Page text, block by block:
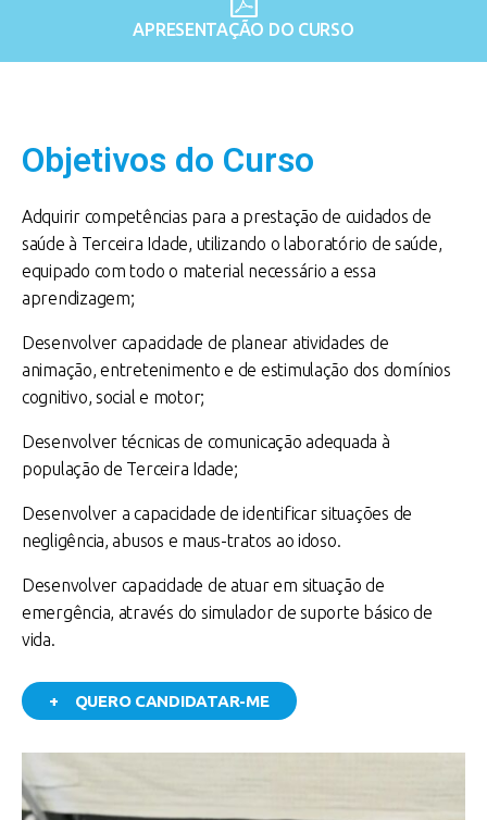
APRESENTAÇÃO DO CURSO
Objetivos do Curso
Adquirir competências para a prestação de cuidados de
saúde à Terceira Idade, utilizando o laboratório de saúde,
equipado com todo o material necessário a essa
aprendizagem;
Desenvolver capacidade de planear atividades de
animação, entretenimento e de estimulação dos domínios
cognitivo, social e motor;
Desenvolver técnicas de comunicação adequada à
população de Terceira Idade;
Desenvolver a capacidade de identificar situações de
negligência, abusos e maus-tratos ao idoso.
Desenvolver capacidade de atuar em situação de
emergência, através do simulador de suporte básico de
vida.
+ QUERO CANDIDATAR-ME